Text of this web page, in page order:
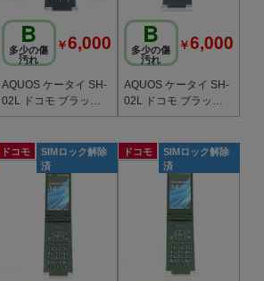
B
多少の傷
汚れ
￥6,000
AQUOS ケータイ SH-
02L ドコモ ブラック c
20760
B
多少の傷
汚れ
￥6,000
AQUOS ケータイ SH-
02L ドコモ ブラック c
20759
ドコモ
SIMロック解除
済
ドコモ
SIMロック解除
済